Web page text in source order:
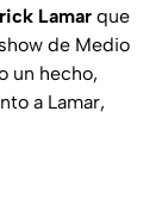
Lamar que
de Medio
un hecho,
a Lamar,